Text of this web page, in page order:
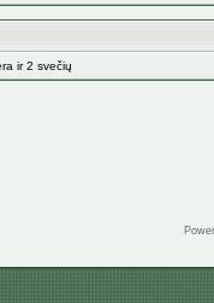
ir 2 svečių